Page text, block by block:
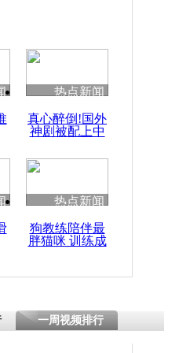
热点新闻
真心醉倒!国外
神剧被配上中
热点新闻
狗教练陪伴最
胖猫咪 训练成
一周视频排行